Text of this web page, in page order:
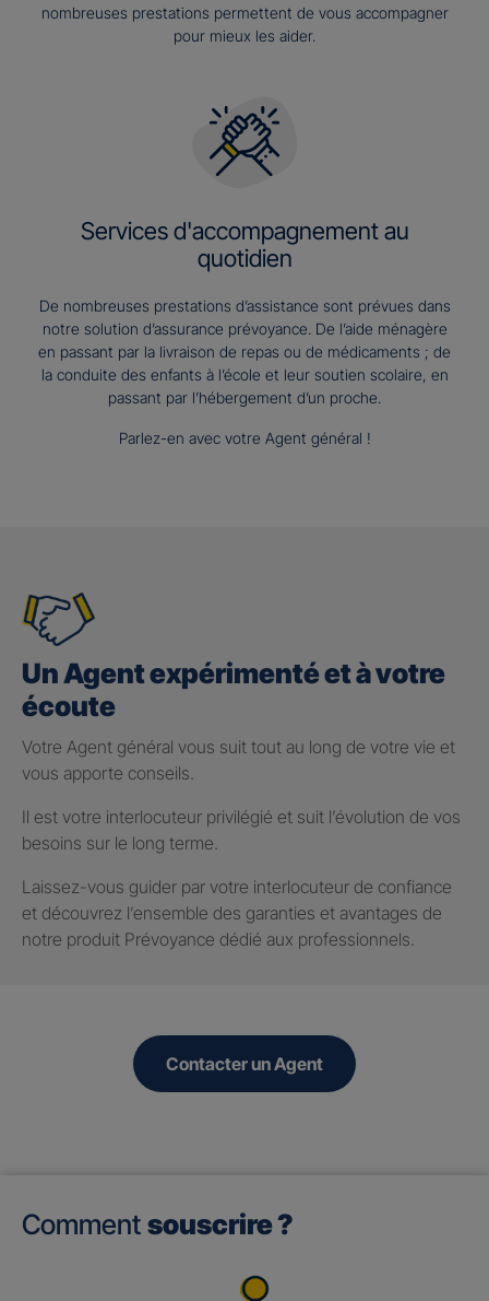
nombreuses prestations permettent de vous accompagner
pour mieux les aider.
Services d'accompagnement au
quotidien
De nombreuses prestations d’assistance sont prévues dans
notre solution d’assurance prévoyance. De l’aide ménagère
en passant par la livraison de repas ou de médicaments ; de
la conduite des enfants à l’école et leur soutien scolaire, en
passant par l’hébergement d’un proche.
Parlez-en avec votre Agent général !
Un Agent expérimenté et à votre
écoute
Votre Agent général vous suit tout au long de votre vie et
vous apporte conseils.
Il est votre interlocuteur privilégié et suit l’évolution de vos
besoins sur le long terme.
Laissez-vous guider par votre interlocuteur de confiance
et découvrez l’ensemble des garanties et avantages de
notre produit Prévoyance dédié aux professionnels.
Contacter un Agent
Comment souscrire ?